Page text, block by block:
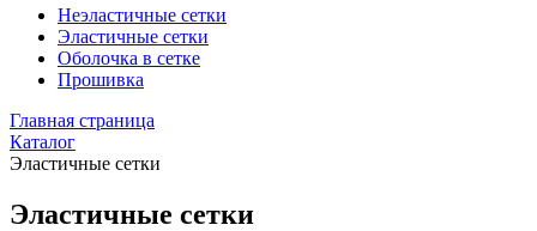
Неэластичные сетки
Эластичные сетки
Оболочка в сетке
Прошивка
Главная страница
Каталог
Эластичные сетки
Эластичные сетки